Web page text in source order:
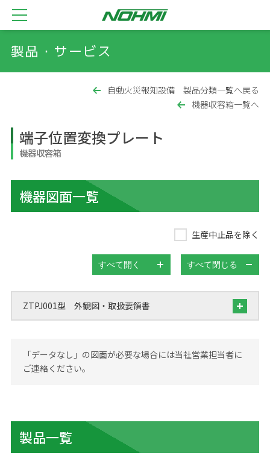
製品・サービス
自動火災報知設備 製品分類一覧へ戻る
機器収容箱一覧へ
端子位置変換プレート
機器収容箱
機器図面一覧
生産中止品を除く
すべて開く すべて閉じる
ZTPJ001型 外観図・取扱要領書
「データなし」の図面が必要な場合には当社営業担当者に
ご連絡ください。
製品一覧